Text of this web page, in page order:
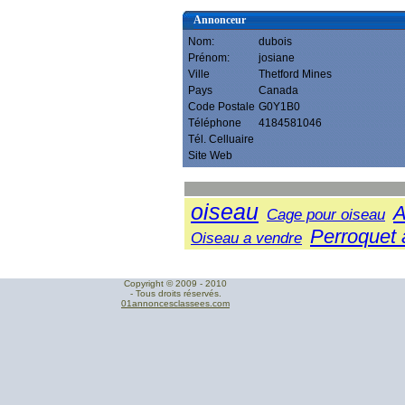
Annonceur
Nom:
dubois
Prénom:
josiane
Ville
Thetford Mines
Pays
Canada
Code Postale G0Y1B0
Téléphone
4184581046
Tél. Celluaire
Site Web
oiseau Cage pour oiseau
Oiseau a vendre Perroquet
Copyright © 2009 - 2010
- Tous droits réservés.
01annoncesclassees.com